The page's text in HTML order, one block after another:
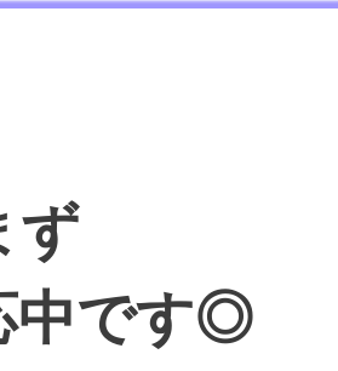
ず
中です◎